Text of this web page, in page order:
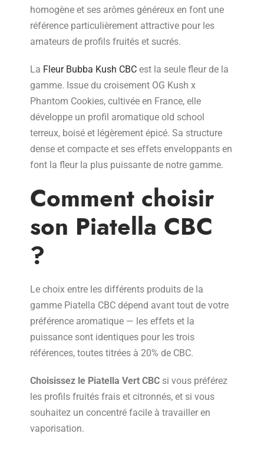
homogène et ses arômes généreux en font une
référence particulièrement attractive pour les
amateurs de profils fruités et sucrés.
La Fleur Bubba Kush CBC est la seule fleur de la
gamme. Issue du croisement OG Kush x
Phantom Cookies, cultivée en France, elle
développe un profil aromatique old school
terreux, boisé et légèrement épicé. Sa structure
dense et compacte et ses effets enveloppants en
font la fleur la plus puissante de notre gamme.
Comment choisir
son Piatella CBC
?
Le choix entre les différents produits de la
gamme Piatella CBC dépend avant tout de votre
préférence aromatique — les effets et la
puissance sont identiques pour les trois
références, toutes titrées à 20% de CBC.
Choisissez le Piatella Vert CBC si vous préférez
les profils fruités frais et citronnés, et si vous
souhaitez un concentré facile à travailler en
vaporisation.